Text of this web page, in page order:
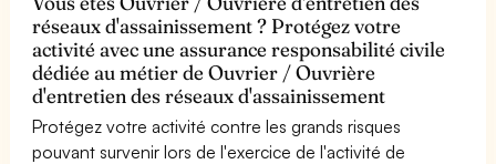
réseaux d'assainissement ? Protégez votre
activité avec une assurance responsabilité civile
dédiée au métier de Ouvrier / Ouvrière
d'entretien des réseaux d'assainissement
Protégez votre activité contre les grands risques
pouvant survenir lors de l'exercice de l'activité de